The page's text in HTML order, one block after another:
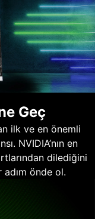
Geç
ilk ve en önemli
NVIDIA’nın en
dilediğini
önde ol.